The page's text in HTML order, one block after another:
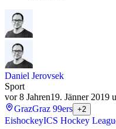
Daniel Jerovsek
Sport
vor 8 Jahren19. Jänner 2019
GrazGraz 99ers +2
EishockeyICS Hockey